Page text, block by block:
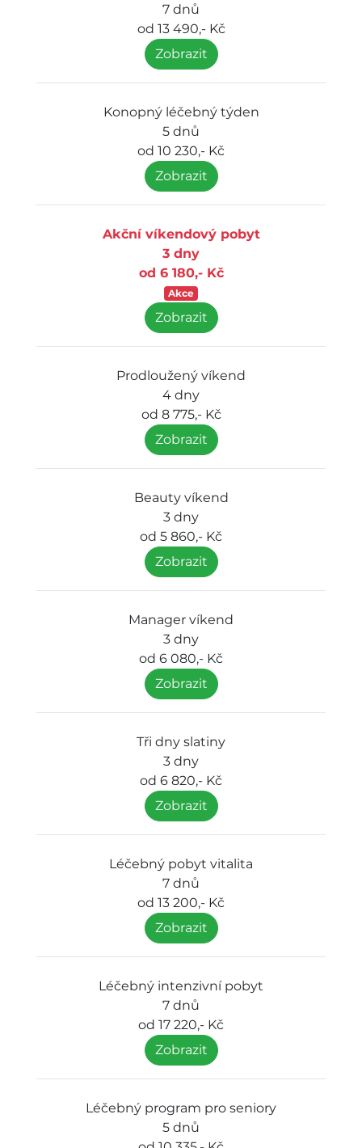
7 dnů
od 13 490,- Kč
Zobrazit
Konopný léčebný týden
5 dnů
od 10 230,- Kč
Zobrazit
Akční víkendový pobyt
3 dny
od 6 180,- Kč
Akce
Zobrazit
Prodloužený víkend
4 dny
od 8 775,- Kč
Zobrazit
Beauty víkend
3 dny
od 5 860,- Kč
Zobrazit
Manager víkend
3 dny
od 6 080,- Kč
Zobrazit
Tři dny slatiny
3 dny
od 6 820,- Kč
Zobrazit
Léčebný pobyt vitalita
7 dnů
od 13 200,- Kč
Zobrazit
Léčebný intenzivní pobyt
7 dnů
od 17 220,- Kč
Zobrazit
Léčebný program pro seniory
5 dnů